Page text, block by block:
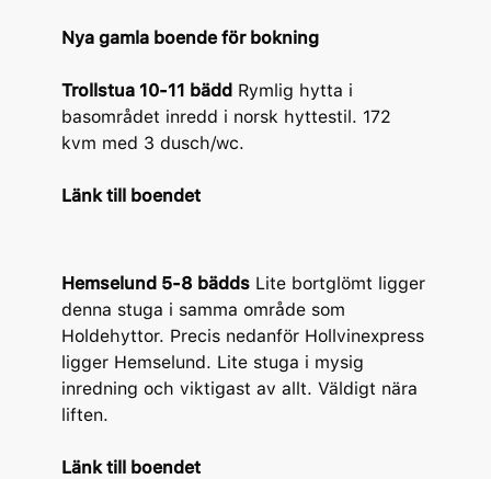
Nya gamla boende för bokning
Trollstua 10-11 bädd Rymlig hytta i
basområdet inredd i norsk hyttestil. 172
kvm med 3 dusch/wc.
Länk till boendet
Hemselund 5-8 bädds Lite bortglömt ligger
denna stuga i samma område som
Holdehyttor. Precis nedanför Hollvinexpress
ligger Hemselund. Lite stuga i mysig
inredning och viktigast av allt. Väldigt nära
liften.
Länk till boendet